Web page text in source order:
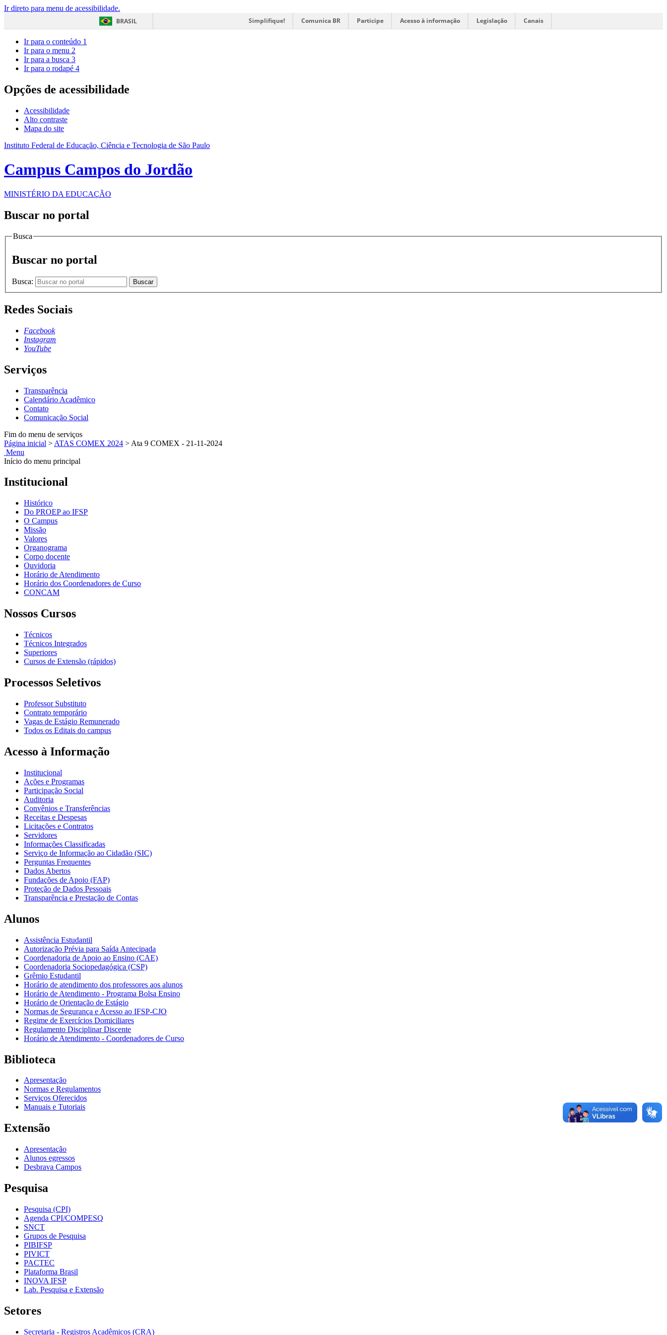
Ir direto para menu de acessibilidade.
BRASIL
Simplifique! Comunica BR Participe Acesso à informação Legislação Canais
Ir para o conteúdo 1
Ir para o menu 2
Ir para a busca 3
Ir para o rodapé 4
Opções de acessibilidade
Acessibilidade
Alto contraste
Mapa do site
Instituto Federal de Educação, Ciência e Tecnologia de São Paulo
Campus Campos do Jordão
MINISTÉRIO DA EDUCAÇÃO
Buscar no portal
Busca
Buscar no portal
Busca: Buscar
Redes Sociais
Facebook
Instagram
YouTube
Serviços
Transparência
Calendário Acadêmico
Contato
Comunicação Social
Fim do menu de serviços
Página inicial > ATAS COMEX 2024 > Ata 9 COMEX - 21-11-2024
Menu
Início do menu principal
Institucional
Histórico
Do PROEP ao IFSP
O Campus
Missão
Valores
Organograma
Corpo docente
Ouvidoria
Horário de Atendimento
Horário dos Coordenadores de Curso
CONCAM
Nossos Cursos
Técnicos
Técnicos Integrados
Superiores
Cursos de Extensão (rápidos)
Processos Seletivos
Professor Substituto
Contrato temporário
Vagas de Estágio Remunerado
Todos os Editais do campus
Acesso à Informação
Institucional
Ações e Programas
Participação Social
Auditoria
Convênios e Transferências
Receitas e Despesas
Licitações e Contratos
Servidores
Informações Classificadas
Serviço de Informação ao Cidadão (SIC)
Perguntas Frequentes
Dados Abertos
Fundações de Apoio (FAP)
Proteção de Dados Pessoais
Transparência e Prestação de Contas
Alunos
Assistência Estudantil
Autorização Prévia para Saída Antecipada
Coordenadoria de Apoio ao Ensino (CAE)
Coordenadoria Sociopedagógica (CSP)
Grêmio Estudantil
Horário de atendimento dos professores aos alunos
Horário de Atendimento - Programa Bolsa Ensino
Horário de Orientação de Estágio
Normas de Segurança e Acesso ao IFSP-CJO
Regime de Exercícios Domiciliares
Regulamento Disciplinar Discente
Horário de Atendimento - Coordenadores de Curso
Biblioteca
Apresentação
Normas e Regulamentos
Serviços Oferecidos
Manuais e Tutoriais
Extensão
Apresentação
Alunos egressos
Desbrava Campos
Pesquisa
Pesquisa (CPI)
Agenda CPI/COMPESQ
SNCT
Grupos de Pesquisa
PIBIFSP
PIVICT
PACTEC
Plataforma Brasil
INOVA IFSP
Lab. Pesquisa e Extensão
Setores
Secretaria - Registros Acadêmicos (CRA)